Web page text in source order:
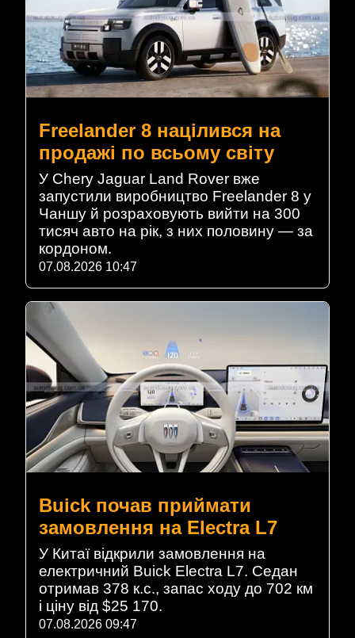
Freelander 8 націлився на
продажі по всьому світу
У Chery Jaguar Land Rover вже
запустили виробництво Freelander 8 у
Чаншу й розраховують вийти на 300
тисяч авто на рік, з них половину — за
кордоном.
07.08.2026 10:47
Buick почав приймати
замовлення на Electra L7
У Китаї відкрили замовлення на
електричний Buick Electra L7. Седан
отримав 378 к.с., запас ходу до 702 км
і ціну від $25 170.
07.08.2026 09:47